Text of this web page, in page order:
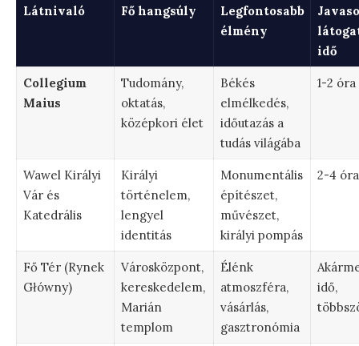
Látnivaló
Fő hangsúly
Legfontosabb
élmény
idő
Collegium
Maius
Tudomány,
oktatás,
középkori élet
Békés
elmélkedés,
időutazás a
tudás világába
1-2 óra
Wawel Királyi
Vár és
Katedrális
Királyi
történelem,
lengyel
identitás
Monumentális
építészet,
művészet,
királyi pompás
2-4 óra
Fő Tér (Rynek
Główny)
Városközpont,
kereskedelem,
Marián
templom
Élénk
atmoszféra,
vásárlás,
gasztronómia
idő,